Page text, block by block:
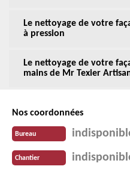
Le nettoyage de votre
à pression
Le nettoyage de votre
mains de Mr Texier
Nos coordonnées
Bureau
Chantier